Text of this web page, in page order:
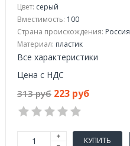
Цвет: серый
Вместимость: 100
Страна происхождения: Россия
Материал: пластик
Все характеристики
Цена с НДС
313 руб 223 руб
КУПИТЬ